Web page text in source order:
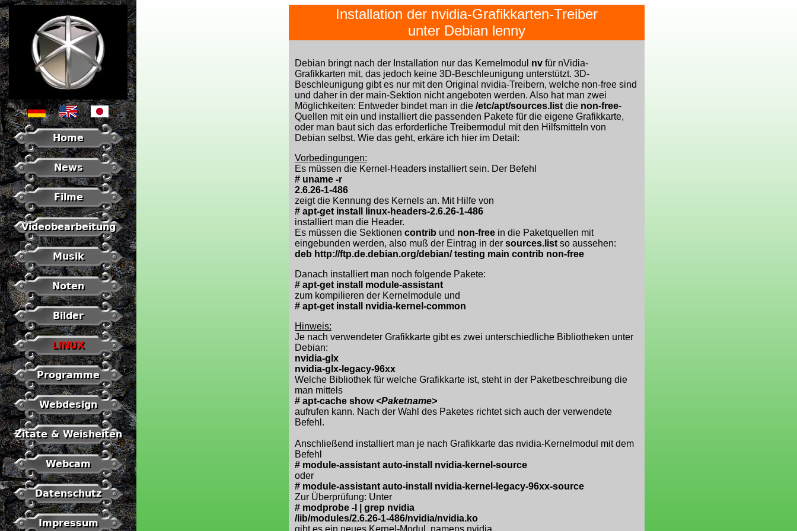
Home
News
Filme
Videobearbeitung
Musik
Noten
Bilder
LINUX
Programme
Webdesign
Zitate & Weisheiten
Webcam
Datenschutz
Impressum
Installation der nvidia-Grafikkarten-Treiber
unter Debian lenny
Debian bringt nach der Installation nur das Kernelmodul nv für nVidia-
Grafikkarten mit, das jedoch keine 3D-Beschleunigung unterstützt. 3D-
Beschleunigung gibt es nur mit den Original nvidia-Treibern, welche non-free sind
und daher in der main-Sektion nicht angeboten werden. Also hat man zwei
Möglichkeiten: Entweder bindet man in die /etc/apt/sources.list die non-free-
Quellen mit ein und installiert die passenden Pakete für die eigene Grafikkarte,
oder man baut sich das erforderliche Treibermodul mit den Hilfsmitteln von
Debian selbst. Wie das geht, erkäre ich hier im Detail:
Vorbedingungen:
Es müssen die Kernel-Headers installiert sein. Der Befehl
# uname -r
2.6.26-1-486
zeigt die Kennung des Kernels an. Mit Hilfe von
# apt-get install linux-headers-2.6.26-1-486
installiert man die Header.
Es müssen die Sektionen contrib und non-free in die Paketquellen mit
eingebunden werden, also muß der Eintrag in der sources.list so aussehen:
deb http://ftp.de.debian.org/debian/ testing main contrib non-free
Danach installiert man noch folgende Pakete:
# apt-get install module-assistant
zum kompilieren der Kernelmodule und
# apt-get install nvidia-kernel-common
Hinweis:
Je nach verwendeter Grafikkarte gibt es zwei unterschiedliche Bibliotheken unter
Debian:
nvidia-glx
nvidia-glx-legacy-96xx
Welche Bibliothek für welche Grafikkarte ist, steht in der Paketbeschreibung die
man mittels
# apt-cache show <Paketname>
aufrufen kann. Nach der Wahl des Paketes richtet sich auch der verwendete
Befehl.
Anschließend installiert man je nach Grafikkarte das nvidia-Kernelmodul mit dem
Befehl
# module-assistant auto-install nvidia-kernel-source
oder
# module-assistant auto-install nvidia-kernel-legacy-96xx-source
Zur Überprüfung: Unter
# modprobe -l | grep nvidia
/lib/modules/2.6.26-1-486/nvidia/nvidia.ko
gibt es ein neues Kernel-Modul, namens nvidia.